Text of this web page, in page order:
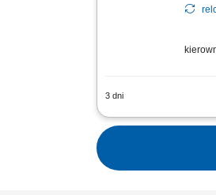
3 dni
Opis